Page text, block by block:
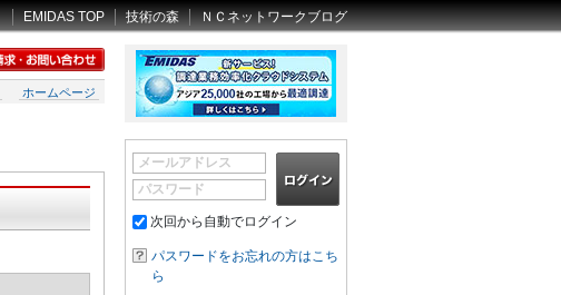
EMIDAS TOP 技術の森 ＮＣネットワークブログ
ホームページ
メールアドレス
パスワード
次回から自動でログイン
パスワードをお忘れの方はこち
ら